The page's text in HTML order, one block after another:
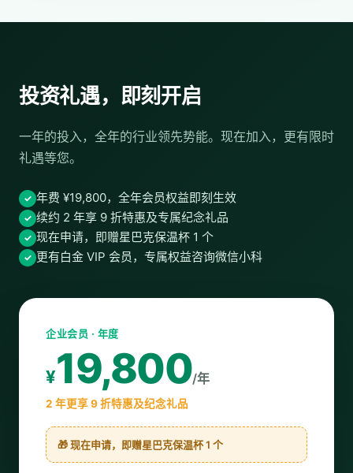
投资礼遇，即刻开启
一年的投入，全年的行业领先势能。现在加入，更有限时
礼遇等您。
✓ 年费 ¥19,800，全年会员权益即刻生效
✓ 续约 2 年享 9 折特惠及专属纪念礼品
✓ 现在申请，即赠星巴克保温杯 1 个
✓ 更有白金 VIP 会员，专属权益咨询微信小科
企业会员 · 年度
¥19,800/年
2 年更享 9 折特惠及纪念礼品
🎁 现在申请，即赠星巴克保温杯 1 个